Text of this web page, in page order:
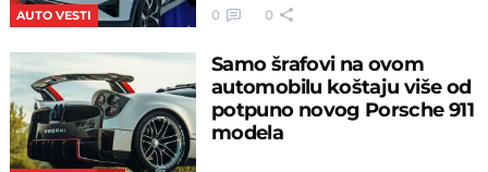
AUTO VESTI 0 0
Samo šrafovi na ovom
automobilu koštaju više od
potpuno novog Porsche 911
modela